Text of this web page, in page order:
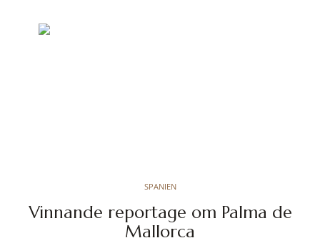
SPANIEN
Vinnande reportage om Palma de
Mallorca